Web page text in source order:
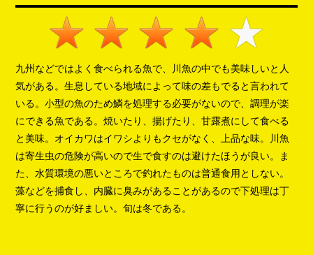
九州などではよく食べられる魚で、川魚の中でも美味しいと人
気がある。生息している地域によって味の差もでると言われて
いる。小型の魚のため鱗を処理する必要がないので、調理が楽
にできる魚である。焼いたり、揚げたり、甘露煮にして食べる
と美味。オイカワはイワシよりもクセがなく、上品な味。川魚
は寄生虫の危険が高いので生で食すのは避けたほうが良い。ま
た、水質環境の悪いところで釣れたものは普通食用としない。
藻などを捕食し、内臓に臭みがあることがあるので下処理は丁
寧に行うのが好ましい。旬は冬である。